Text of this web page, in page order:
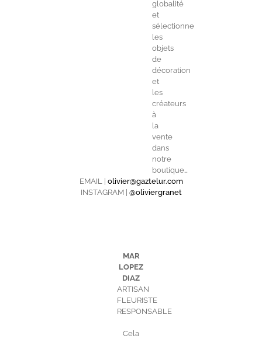
globalité
et
sélectionne
les
objets
de
décoration
et
les
créateurs
à
la
vente
dans
notre
boutique…
EMAIL | olivier@gaztelur.com
INSTAGRAM | @oliviergranet
MAR
LOPEZ
DIAZ
ARTISAN
FLEURISTE
RESPONSABLE
Cela